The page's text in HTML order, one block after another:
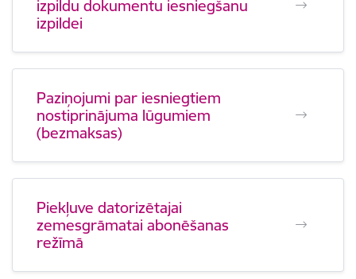
izpildu dokumentu iesniegšanu
izpildei
Paziņojumi par iesniegtiem
nostiprinājuma lūgumiem
(bezmaksas)
Piekļuve datorizētajai
zemesgrāmatai abonēšanas
režīmā